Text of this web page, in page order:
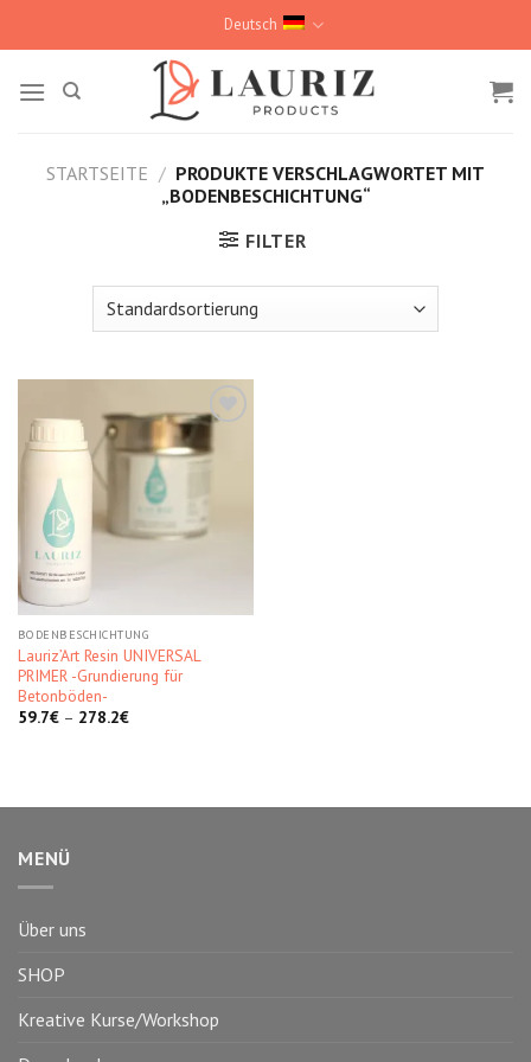
Deutsch
STARTSEITE / PRODUKTE VERSCHLAGWORTET MIT
„BODENBESCHICHTUNG“
FILTER
Kedvencekhez
BODENBESCHICHTUNG
Lauriz’Art Resin UNIVERSAL
PRIMER -Grundierung für
Betonböden-
59.7€– 278.2€
MENÜ
Über uns
SHOP
Kreative Kurse/Workshop